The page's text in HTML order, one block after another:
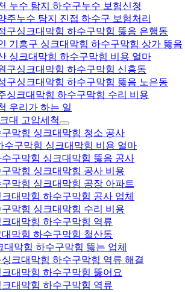
누수 탐지 하수구누수 보험신청
주누수 탐지 진접 하수구 보험처리
구싱크대막힘 하수구막힘 뚫음 은행동
기흥구 싱크대막힘 하수구막힘 상가 뚫음
싱크대막힘 하수구막힘 비용 얼마
구싱크대막힘 하수구막힘 신흥동
구싱크대막힘 하수구막힘 뚫음 노은동
싱크대막힘 하수구막힘 수리 비용
우리가 하는 일
대 고압세척
막힘 싱크대막힘 청소 공사
수구막힘 싱크대막힘 비용 얼마
구막힘 싱크대막힘 뚫음 공사
막힘 싱크대막힘 공사 비용
막힘 싱크대막힘 공장 아파트
대막힘 하수구막힘 공사 업체
막힘 싱크대막힘 수리 비용
대막힘 하수구막힘 역류
막힘 하수구막힘 철산동
대막힘 하수구막힘 뚫는 업체
크대막힘 하수구막힘 역류 해결
대막힘 하수구막힘 뚫어요
대막힘 하수구막힘 역류